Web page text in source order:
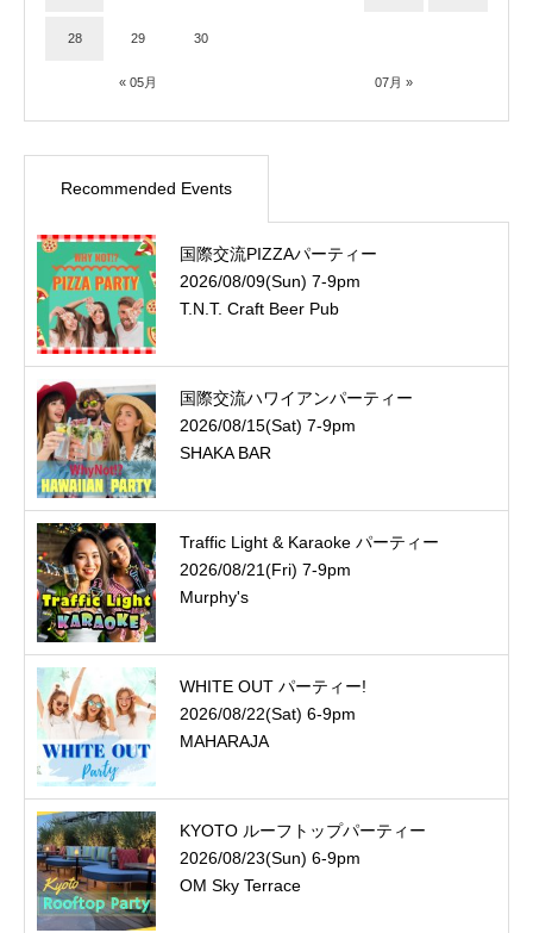
« 05月 07月 »
28 29 30
Recommended Events
国際交流PIZZAパーティー
2026/08/09(Sun) 7-9pm
T.N.T. Craft Beer Pub
国際交流ハワイアンパーティー
2026/08/15(Sat) 7-9pm
SHAKA BAR
Traffic Light & Karaoke パーティー
2026/08/21(Fri) 7-9pm
Murphy's
WHITE OUT パーティー!
2026/08/22(Sat) 6-9pm
MAHARAJA
KYOTO ルーフトップパーティー
2026/08/23(Sun) 6-9pm
OM Sky Terrace